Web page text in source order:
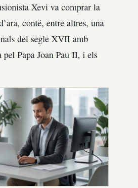
Xevi va comprar la
conté, entre altres, una
del segle XVII amb
pel Papa Joan Pau II, i els